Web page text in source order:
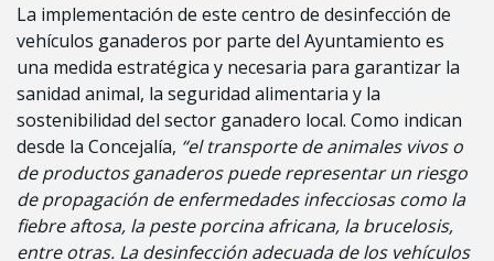
La implementación de este centro de desinfección de
vehículos ganaderos por parte del Ayuntamiento es
una medida estratégica y necesaria para garantizar la
sanidad animal, la seguridad alimentaria y la
sostenibilidad del sector ganadero local. Como indican
desde la Concejalía, “el transporte de animales vivos o
de productos ganaderos puede representar un riesgo
de propagación de enfermedades infecciosas como la
fiebre aftosa, la peste porcina africana, la brucelosis,
entre otras. La desinfección adecuada de los vehículos